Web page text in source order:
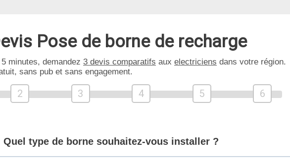
Pose de borne de recharge
minutes, demandez 3 devis comparatifs aux electriciens dans votre région.
sans pub et sans engagement.
2 3 4 5 6
Quel type de borne souhaitez-vous installer ?